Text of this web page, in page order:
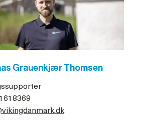
Grauenkjær Thomsen